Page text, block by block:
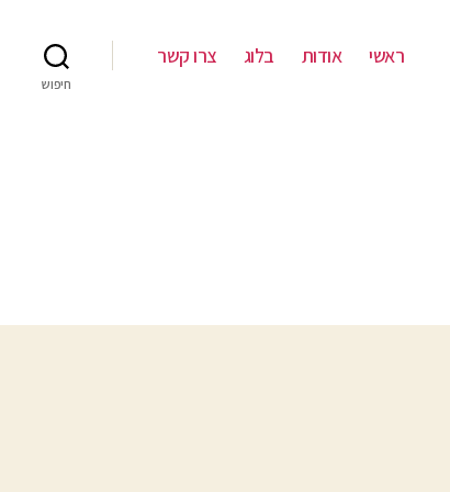
ראשי אודות בלוג צרו קשר
חיפוש